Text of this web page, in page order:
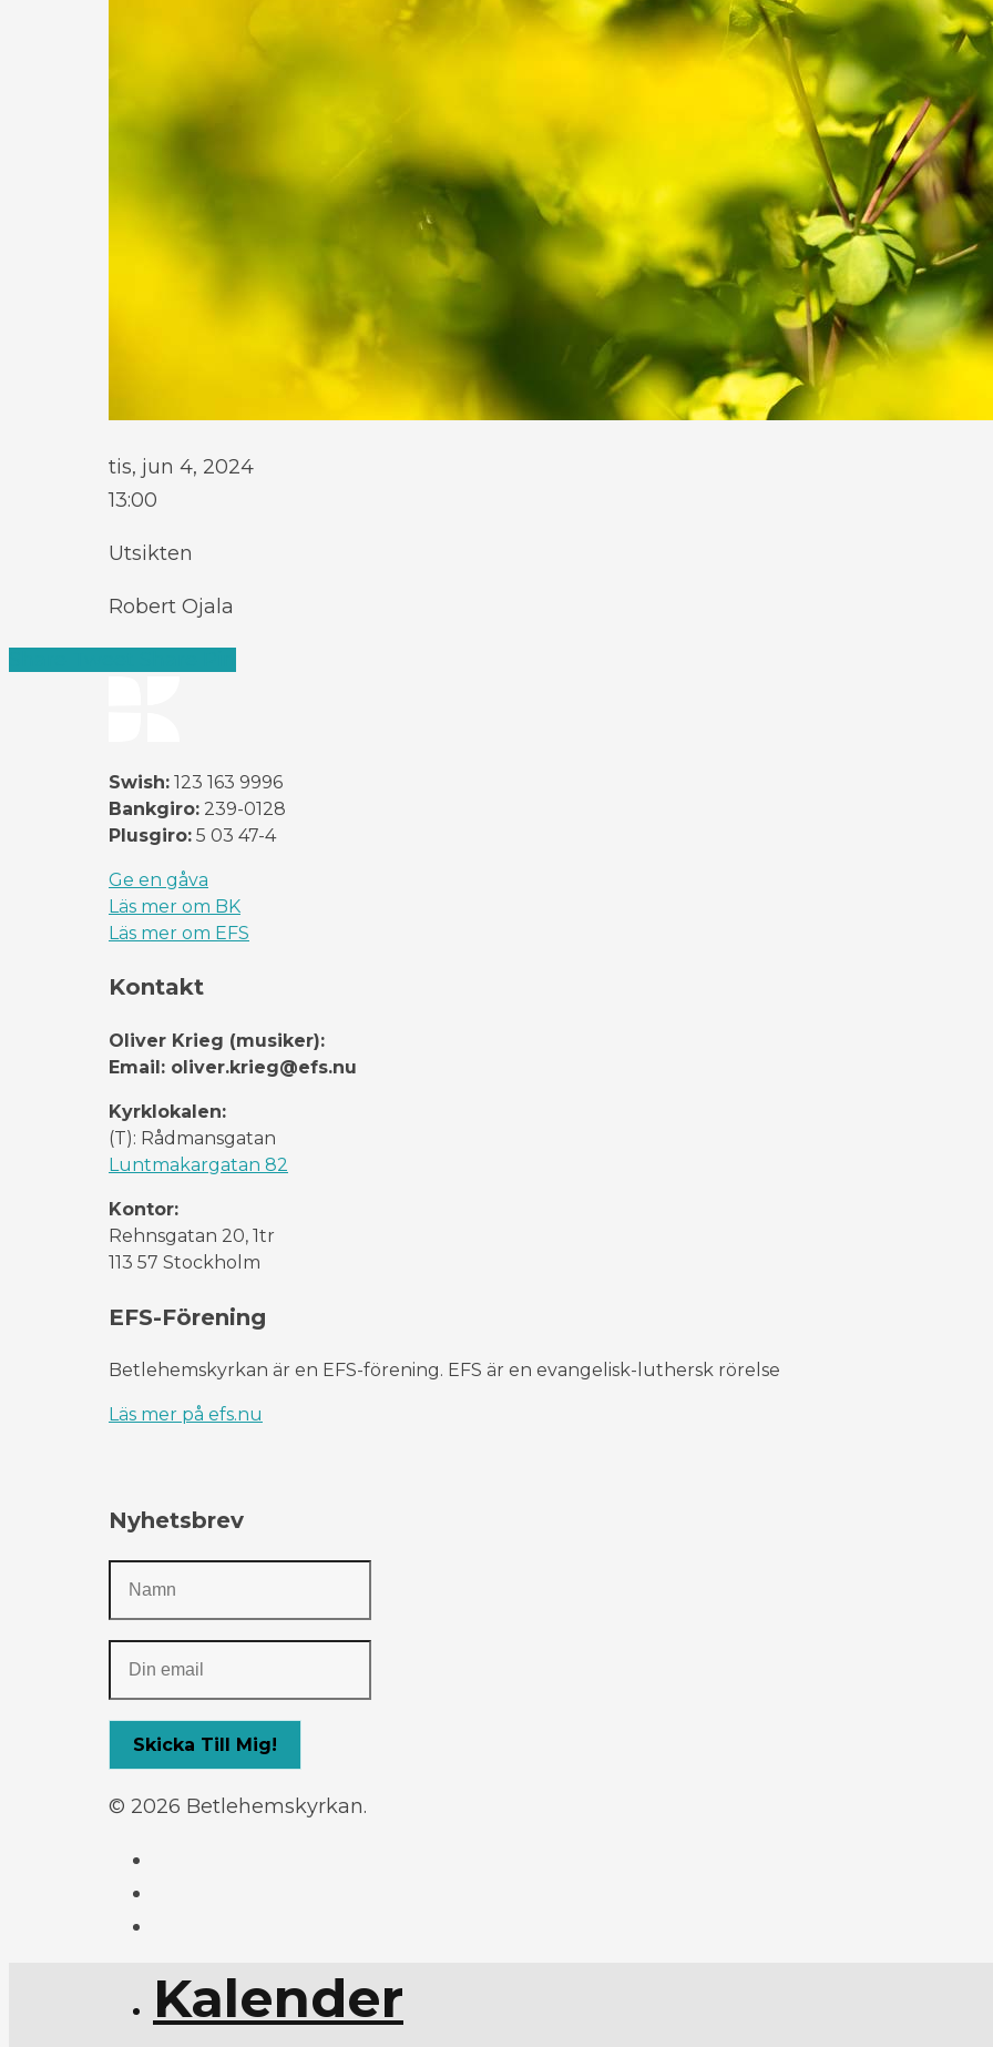
tis, jun 4, 2024
13:00
Utsikten
Robert Ojala
Swish: 123 163 9996
Bankgiro: 239-0128
Plusgiro: 5 03 47-4
Ge en gåva
Läs mer om BK
Läs mer om EFS
Kontakt
Oliver Krieg (musiker):
Email: oliver.krieg@efs.nu
Kyrklokalen:
(T): Rådmansgatan
Luntmakargatan 82
Kontor:
Rehnsgatan 20, 1tr
113 57 Stockholm
EFS-Förening
Betlehemskyrkan är en EFS-förening. EFS är en evangelisk-luthersk rörelse
Läs mer på efs.nu
Nyhetsbrev
© 2026 Betlehemskyrkan.
Kalender